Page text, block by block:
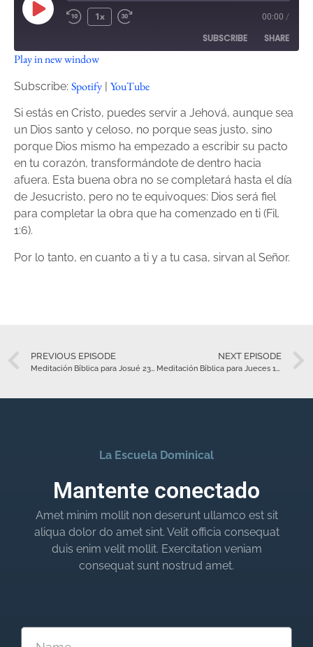
1x 00:00 /
SUBSCRIBE SHARE
Spotify
SHARE
LINK
EMBED
Play in new window
Subscribe: Spotify | YouTube
Si estás en Cristo, puedes servir a Jehová, aunque sea
un Dios santo y celoso, no porque seas justo, sino
porque Dios mismo ha empezado a escribir su pacto
en tu corazón, transformándote de dentro hacia
afuera. Esta buena obra no se completará hasta el día
de Jesucristo, pero no te equivoques: Dios será fiel
para completar la obra que ha comenzado en ti (Fil.
1:6).
Por lo tanto, en cuanto a ti y a tu casa, sirvan al Señor.
PREVIOUS EPISODE
Meditación Bíblica para Josué 23 – Julio 16
NEXT EPISODE
Meditación Bíblica para Jueces 1 – Julio 18
La Escuela Dominical
Mantente conectado
Amet minim mollit non deserunt ullamco est sit
aliqua dolor do amet sint. Velit officia consequat
duis enim velit mollit. Exercitation veniam
consequat sunt nostrud amet.